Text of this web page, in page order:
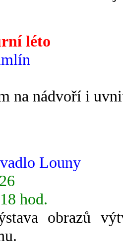
léto
na nádvoří i
Louny
hod.
obrazů